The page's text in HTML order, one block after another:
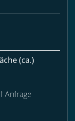
(ca.)
Anfrage